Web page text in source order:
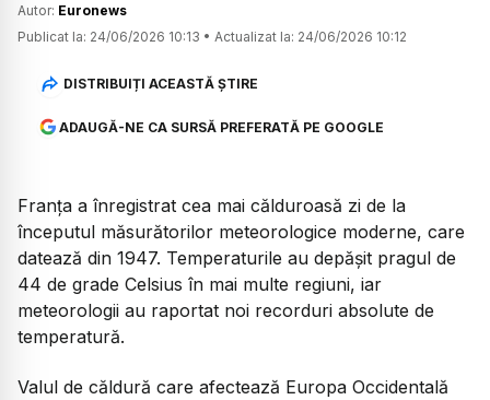
Autor: Euronews
Publicat la: 24/06/2026 10:13 • Actualizat la: 24/06/2026 10:12
DISTRIBUIȚI ACEASTĂ ȘTIRE
ADAUGĂ-NE CA SURSĂ PREFERATĂ PE GOOGLE
Franța a înregistrat cea mai călduroasă zi de la
începutul măsurătorilor meteorologice moderne, care
datează din 1947. Temperaturile au depășit pragul de
44 de grade Celsius în mai multe regiuni, iar
meteorologii au raportat noi recorduri absolute de
temperatură.
Valul de căldură care afectează Europa Occidentală